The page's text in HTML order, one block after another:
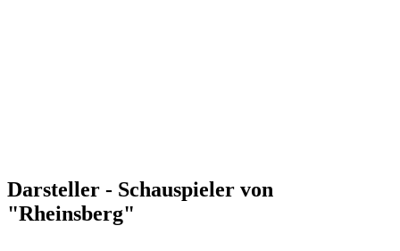
Darsteller - Schauspieler von
"Rheinsberg"